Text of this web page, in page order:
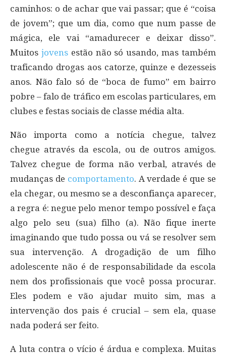
caminhos: o de achar que vai passar; que é “coisa
de jovem”; que um dia, como que num passe de
mágica, ele vai “amadurecer e deixar disso”.
Muitos jovensestão não só usando, mas também
traficando drogas aos catorze, quinze e dezesseis
anos. Não falo só de “boca de fumo” em bairro
pobre – falo de tráfico em escolas particulares, em
clubes e festas sociais de classe média alta.
Não importa como a notícia chegue, talvez
chegue através da escola, ou de outros amigos.
Talvez chegue de forma não verbal, através de
mudanças de comportamento. A verdade é que se
ela chegar, ou mesmo se a desconfiança aparecer,
a regra é: negue pelo menor tempo possível e faça
algo pelo seu (sua) filho (a). Não fique inerte
imaginando que tudo possa ou vá se resolver sem
sua intervenção. A drogadição de um filho
adolescente não é de responsabilidade da escola
nem dos profissionais que você possa procurar.
Eles podem e vão ajudar muito sim, mas a
intervenção dos pais é crucial – sem ela, quase
nada poderá ser feito.
A luta contra o vício é árdua e complexa. Muitas